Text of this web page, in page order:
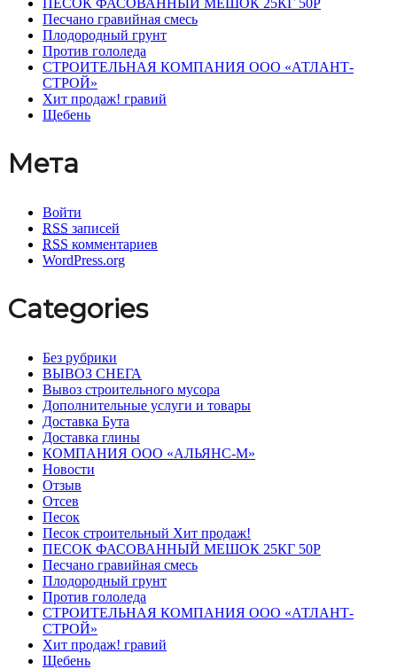
Песчано гравийная смесь
Плодородный грунт
Против гололеда
СТРОИТЕЛЬНАЯ КОМПАНИЯ ООО «АТЛАНТ-
СТРОЙ»
Хит продаж! гравий
Щебень
Мета
Войти
RSS записей
RSS комментариев
WordPress.org
Categories
Без рубрики
ВЫВОЗ СНЕГА
Вывоз строительного мусора
Дополнительные услуги и товары
Доставка Бута
Доставка глины
КОМПАНИЯ ООО «АЛЬЯНС-М»
Новости
Отзыв
Отсев
Песок
Песок строительный Хит продаж!
ПЕСОК ФАСОВАННЫЙ МЕШОК 25КГ 50Р
Песчано гравийная смесь
Плодородный грунт
Против гололеда
СТРОИТЕЛЬНАЯ КОМПАНИЯ ООО «АТЛАНТ-
СТРОЙ»
Хит продаж! гравий
Щебень